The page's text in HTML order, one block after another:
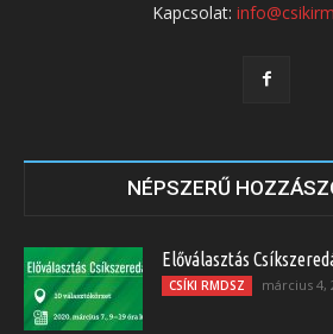
Kapcsolat:
NÉPSZERŰ
Előválasztás
CSÍKI RMDSZ március 4,